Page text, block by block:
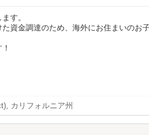
す。
資金調達のため、海外にお住まいのお
カリフォルニア州